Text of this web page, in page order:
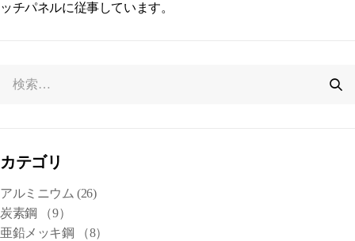
ッチパネルに従事しています。
カテゴリ
アルミニウム (26)
炭素鋼
（9）
亜鉛メッキ鋼 （8）